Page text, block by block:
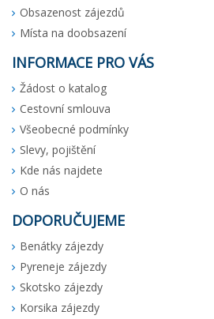
Obsazenost zájezdů
Místa na doobsazení
INFORMACE PRO VÁS
Žádost o katalog
Cestovní smlouva
Všeobecné podmínky
Slevy, pojištění
Kde nás najdete
O nás
DOPORUČUJEME
Benátky zájezdy
Pyreneje zájezdy
Skotsko zájezdy
Korsika zájezdy